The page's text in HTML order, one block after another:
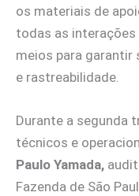
os materiais de
todas as
meios para garantir
e rastreabilidade.
Durante a segunda
técnicos e
Paulo Yamada,
Fazenda de São